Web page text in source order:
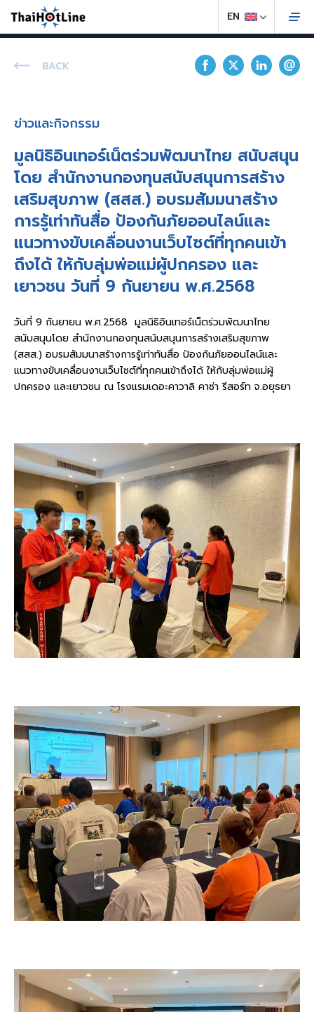
BACK
ข่าวและกิจกรรม
มูลนิธิอินเทอร์เน็ตร่วมพัฒนาไทย สนับสนุน
โดย สำนักงานกองทุนสนับสนุนการสร้าง
เสริมสุขภาพ (สสส.) อบรมสัมมนาสร้าง
การรู้เท่าทันสื่อ ป้องกันภัยออนไลน์และ
แนวทางขับเคลื่อนงานเว็บไซต์ที่ทุกคนเข้า
ถึงได้ ให้กับลุ่มพ่อแม่ผู้ปกครอง และ
เยาวชน วันที่ 9 กันยายน พ.ศ.2568
วันที่ 9 กันยายน พ.ศ.2568 มูลนิธิอินเทอร์เน็ตร่วมพัฒนาไทย
สนับสนุนโดย สำนักงานกองทุนสนับสนุนการสร้างเสริมสุขภาพ
(สสส.) อบรมสัมมนาสร้างการรู้เท่าทันสื่อ ป้องกันภัยออนไลน์และ
แนวทางขับเคลื่อนงานเว็บไซต์ที่ทุกคนเข้าถึงได้ ให้กับลุ่มพ่อแม่ผู้
ปกครอง และเยาวชน ณ โรงแรมเดอะคาวาลิ คาซ่า รีสอร์ท จ.อยุธยา